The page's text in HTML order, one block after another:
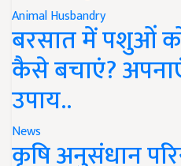
Animal Husbandry
बरसात में पशुओं
कैसे बचाएं?
उपाय..
News
कृषि अनुसंधान